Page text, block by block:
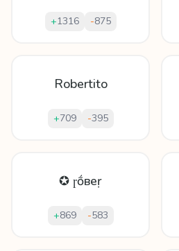
+1316 -875
Robertito
+709 -395
✪ ɼṍвeṛ
+869 -583